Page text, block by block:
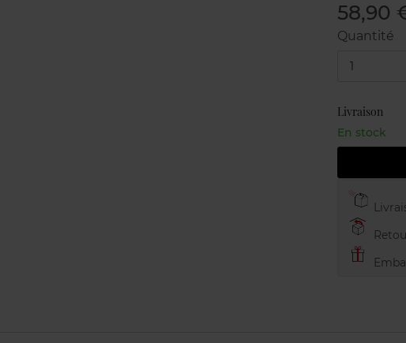
58,90
Quantité
1
Livraison
En stock